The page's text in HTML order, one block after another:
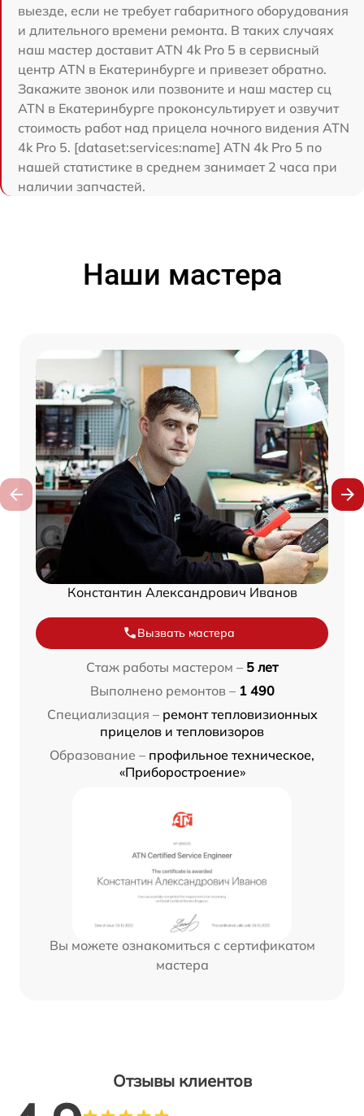
выезде, если не требует габаритного оборудования
и длительного времени ремонта. В таких случаях
наш мастер доставит ATN 4k Pro 5 в сервисный
центр ATN в Екатеринбурге и привезет обратно.
Закажите звонок или позвоните и наш мастер сц
ATN в Екатеринбурге проконсультирует и озвучит
стоимость работ над прицела ночного видения ATN
4k Pro 5. [dataset:services:name] ATN 4k Pro 5 по
нашей статистике в среднем занимает 2 часа при
наличии запчастей.
Наши мастера
Константин Александрович Иванов
Вызвать мастера
Стаж работы мастером – 5 лет
Выполнено ремонтов – 1 490
Специализация – ремонт тепловизионных
прицелов и тепловизоров
Образование – профильное техническое,
«Приборостроение»
Вы можете ознакомиться с сертификатом
мастера
Отзывы клиентов